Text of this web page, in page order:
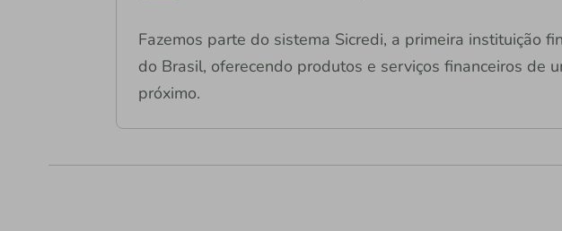
Fazemos parte do sistema Sicredi, a primeira instituição
do Brasil, oferecendo produtos e serviços financeiros de
próximo.